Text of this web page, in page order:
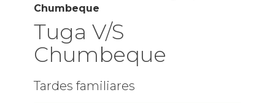
Chumbeque
Tuga V/S
Chumbeque
Tardes familiares